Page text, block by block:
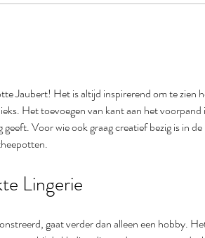
Jaubert! Het is altijd inspirerend om te zien
Het toevoegen van kant aan het voorpand
Voor wie ook graag creatief bezig is in de
Lingerie
gaat verder dan alleen een hobby.